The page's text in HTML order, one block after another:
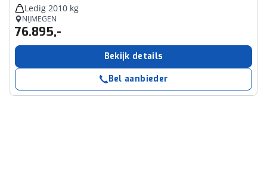
Ledig 2010 kg
NIJMEGEN
76.895,-
Bekijk details
Bel aanbieder